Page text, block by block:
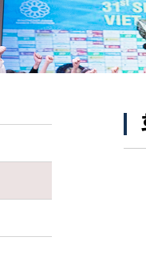
위치/전화
전경사진